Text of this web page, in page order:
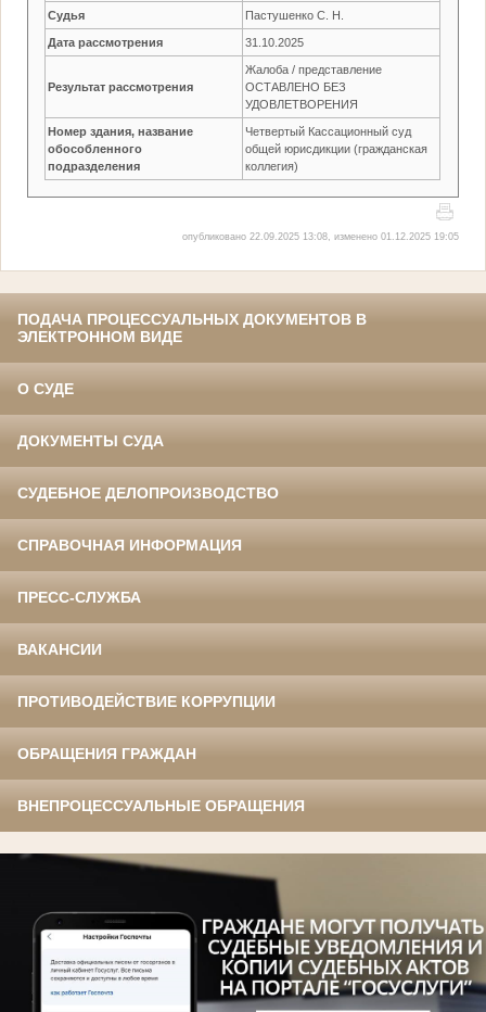
Судья Пастушенко С. Н.
Дата рассмотрения 31.10.2025
Результат рассмотрения
Жалоба / представление
ОСТАВЛЕНО БЕЗ
УДОВЛЕТВОРЕНИЯ
Номер здания, название
обособленного
подразделения
Четвертый Кассационный суд
общей юрисдикции (гражданская
коллегия)
опубликовано 22.09.2025 13:08, изменено 01.12.2025 19:05
ПОДАЧА ПРОЦЕССУАЛЬНЫХ ДОКУМЕНТОВ В
ЭЛЕКТРОННОМ ВИДЕ
О СУДЕ
ДОКУМЕНТЫ СУДА
СУДЕБНОЕ ДЕЛОПРОИЗВОДСТВО
СПРАВОЧНАЯ ИНФОРМАЦИЯ
ПРЕСС-СЛУЖБА
ВАКАНСИИ
ПРОТИВОДЕЙСТВИЕ КОРРУПЦИИ
ОБРАЩЕНИЯ ГРАЖДАН
ВНЕПРОЦЕССУАЛЬНЫЕ ОБРАЩЕНИЯ